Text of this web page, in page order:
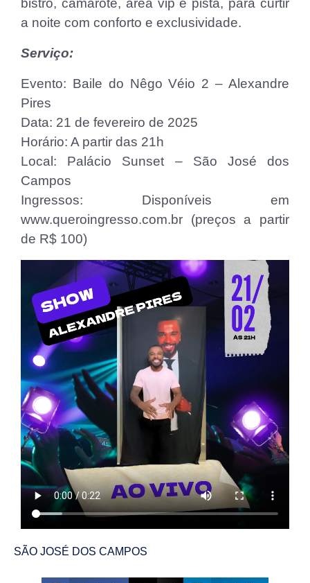
bistrô, camarote, área vip e pista, para curtir
a noite com conforto e exclusividade.
Serviço:
Evento: Baile do Nêgo Véio 2 – Alexandre
Pires
Data: 21 de fevereiro de 2025
Horário: A partir das 21h
Local: Palácio Sunset – São José dos
Campos
Ingressos: Disponíveis em
www.queroingresso.com.br (preços a partir
de R$ 100)
SÃO JOSÉ DOS CAMPOS